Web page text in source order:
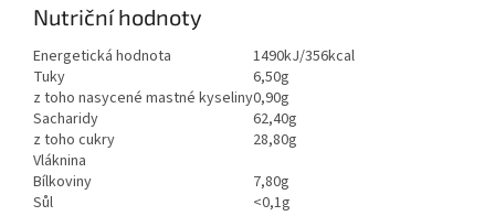
Nutriční hodnoty
Energetická hodnota
1490kJ/356kcal
Tuky
6,50g
z toho nasycené mastné kyseliny0,90g
Sacharidy
62,40g
z toho cukry
28,80g
Vláknina
Bílkoviny
7,80g
Sůl
<0,1g